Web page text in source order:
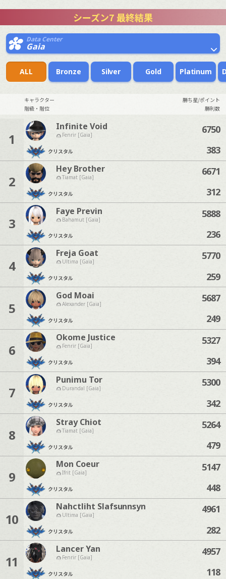
シーズン7 最終結果
Data Center
Gaia
ALL Bronze Silver Gold Platinum
キャラクター
勝ち星/ポイント
階級・階位
勝利数
1
Infinite Void
Fenrir [Gaia]
クリスタル
6750
383
2
Hey Brother
Tiamat [Gaia]
クリスタル
6671
312
3
Faye Previn
Bahamut [Gaia]
クリスタル
5888
236
4
Freja Goat
Ultima [Gaia]
クリスタル
5770
259
5
God Moai
Alexander [Gaia]
クリスタル
5687
249
6
Okome Justice
Fenrir [Gaia]
クリスタル
5327
394
7
Punimu Tor
Durandal [Gaia]
クリスタル
5300
342
8
Stray Chiot
Tiamat [Gaia]
クリスタル
5264
479
9
Mon Coeur
Ifrit [Gaia]
クリスタル
5147
448
10
Nahctliht Slafsunnsyn
Ultima [Gaia]
クリスタル
4961
282
11
Lancer Yan
Fenrir [Gaia]
クリスタル
4957
118